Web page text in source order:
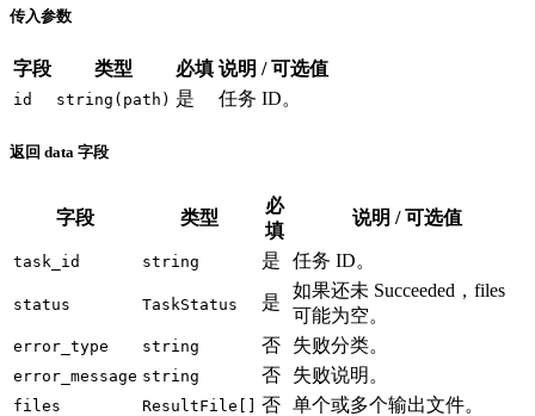
传入参数
字段 类型 必填 说明 / 可选值
id string(path) 是 任务 ID。
返回 data 字段
字段 类型
必
填
说明 / 可选值
task_id string 是 任务 ID。
status TaskStatus 是
如果还未 Succeeded，files
可能为空。
error_type string 否 失败分类。
error_message string 否 失败说明。
files ResultFile[] 否 单个或多个输出文件。